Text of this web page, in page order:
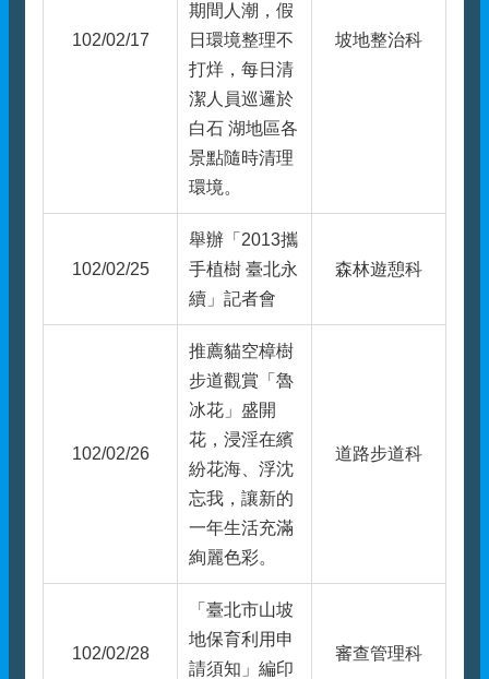
102/02/17
期間人潮，假
日環境整理不
打烊，每日清
潔人員巡邏於
白石 湖地區各
景點隨時清理
環境。
坡地整治科
102/02/25
舉辦「2013攜
手植樹 臺北永
續」記者會
森林遊憩科
102/02/26
推薦貓空樟樹
步道觀賞「魯
冰花」盛開
花，浸淫在繽
紛花海、浮沈
忘我，讓新的
一年生活充滿
絢麗色彩。
道路步道科
102/02/28
「臺北市山坡
地保育利用申
請須知」編印
審查管理科